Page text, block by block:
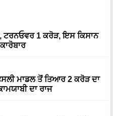
ਟਰਨਓਵਰ 1 ਕਰੋੜ, ਇਸ ਕਿਸਾਨ
ਮਾਡਲ ਤੋਂ ਤਿਆਰ 2 ਕਰੋੜ ਦਾ
ਦਾ ਰਾਜ